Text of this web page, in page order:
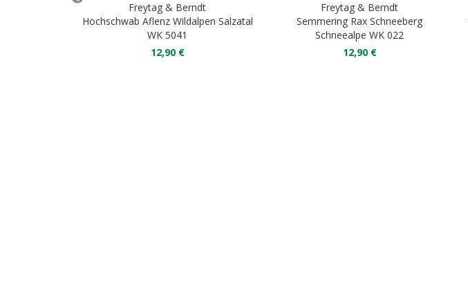
Freytag & Berndt
Hochschwab Aflenz Wildalpen Salzatal
WK 5041
12,90 €
Freytag & Berndt
Semmering Rax Schneeberg
Schneealpe WK 022
12,90 €